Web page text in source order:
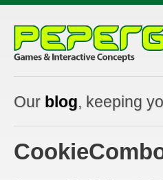
Our blog, keeping